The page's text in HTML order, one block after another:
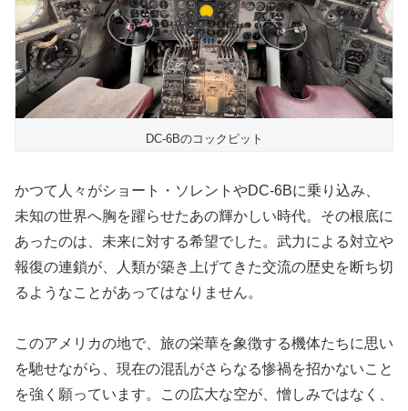
DC-6Bのコックピット
かつて人々がショート・ソレントやDC-6Bに乗り込み、
未知の世界へ胸を躍らせたあの輝かしい時代。その根底に
あったのは、未来に対する希望でした。武力による対立や
報復の連鎖が、人類が築き上げてきた交流の歴史を断ち切
るようなことがあってはなりません。
このアメリカの地で、旅の栄華を象徴する機体たちに思い
を馳せながら、現在の混乱がさらなる惨禍を招かないこと
を強く願っています。この広大な空が、憎しみではなく、